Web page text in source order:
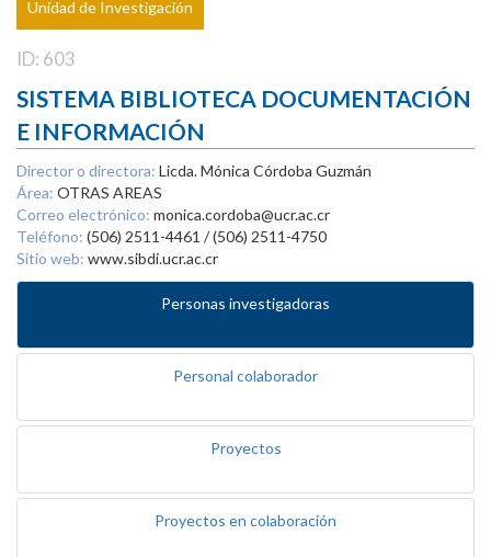
Unidad de Investigación
ID: 603
SISTEMA BIBLIOTECA DOCUMENTACIÓN
E INFORMACIÓN
Director o directora: Licda. Mónica Córdoba Guzmán
Área: OTRAS AREAS
Correo electrónico: monica.cordoba@ucr.ac.cr
Teléfono: (506) 2511-4461 / (506) 2511-4750
Sitio web: www.sibdi.ucr.ac.cr
Personas investigadoras
Personal colaborador
Proyectos
Proyectos en colaboración